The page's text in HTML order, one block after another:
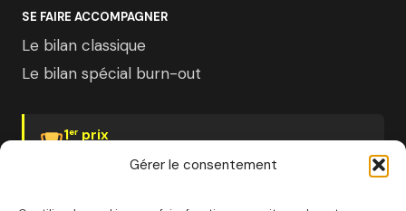
Gérer le consentement
SE FAIRE ACCOMPAGNER
Le bilan classique
Le bilan spécial burn-out
1er prix